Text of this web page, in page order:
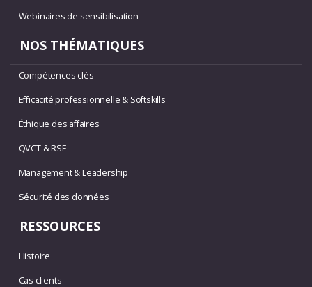
Webinaires de sensibilisation
NOS THÉMATIQUES
Compétences clés
Efficacité professionnelle & Softskills
Éthique des affaires
QVCT & RSE
Management & Leadership
Sécurité des données
RESSOURCES
Histoire
Cas clients